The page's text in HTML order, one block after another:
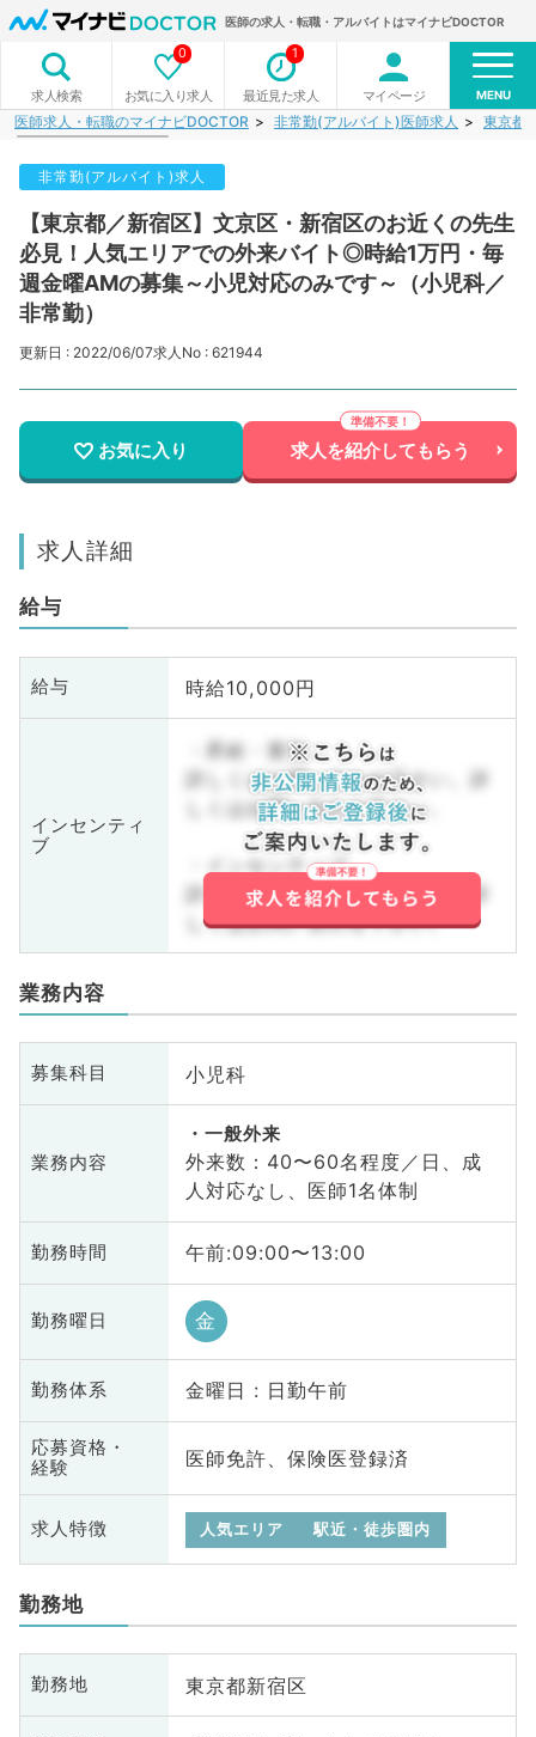
医師の求人・転職・アルバイトはマイナビDOCTOR
求人検索 お気に入り求人
0
最近見た求人
1
マイページ MENU
医師求人・転職のマイナビDOCTOR 非常勤(アルバイト)医師求人 東京都
非常勤(アルバイト)求人
【東京都／新宿区】文京区・新宿区のお近くの先生
必見！人気エリアでの外来バイト◎時給1万円・毎
週金曜AMの募集～小児対応のみです～（小児科／
非常勤）
更新日 : 2022/06/07求人No : 621944
お気に入り 求人を紹介してもらう
求人詳細
給与
給与 時給10,000円
インセンティ
ブ
・昇給・賞与
詳しくはお問い合わせ下さい。詳
しくはお問い合わせ下さい。
・インセンティブ
詳しくはお問い合わせ下さい。詳
しくはお問い合わせ下さい。
業務内容
募集科目 小児科
業務内容
一般外来
外来数：40〜60名程度／日、成
人対応なし、医師1名体制
勤務時間 午前:09:00〜13:00
勤務曜日 金
勤務体系 金曜日 : 日勤午前
応募資格・
経験
医師免許、保険医登録済
求人特徴 人気エリア 駅近・徒歩圏内
勤務地
勤務地 東京都新宿区